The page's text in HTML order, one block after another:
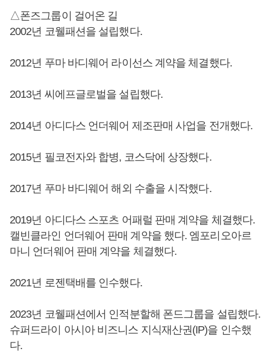
△폰즈그룹이 걸어온 길
2002년 코웰패션을 설립했다.
2012년 푸마 바디웨어 라이선스 계약을 체결했다.
2013년 씨에프글로벌을 설립했다.
2014년 아디다스 언더웨어 제조판매 사업을 전개했다.
2015년 필코전자와 합병, 코스닥에 상장했다.
2017년 푸마 바디웨어 해외 수출을 시작했다.
2019년 아디다스 스포츠 어패럴 판매 계약을 체결했다.
캘빈클라인 언더웨어 판매 계약을 했다. 엠포리오아르
마니 언더웨어 판매 계약을 체결했다.
2021년 로젠택배를 인수했다.
2023년 코웰패션에서 인적분할해 폰드그룹을 설립했다.
슈퍼드라이 아시아 비즈니스 지식재산권(IP)을 인수했
다.